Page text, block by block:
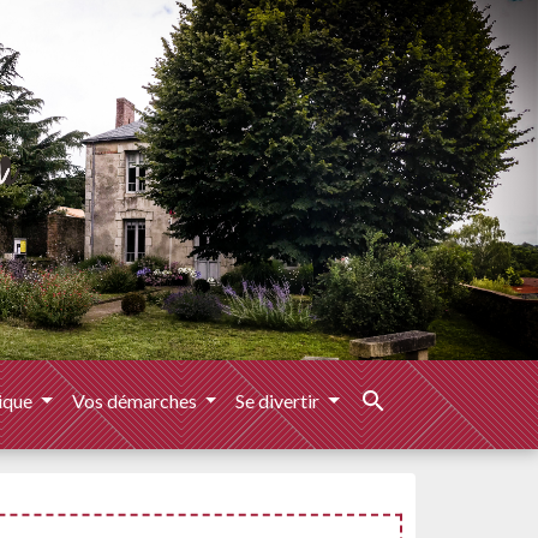
Vos démarches Se divertir search